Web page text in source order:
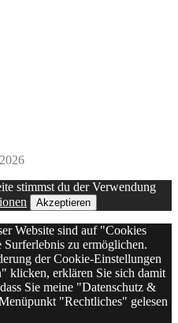
stimmst du der Verwendung
Akzeptieren
Website sind auf "Cookies
Surferlebnis zu ermöglichen.
der Cookie-Einstellungen
klicken, erklären Sie sich damit
Sie meine "Datenschutz &
"Rechtliches" gelesen